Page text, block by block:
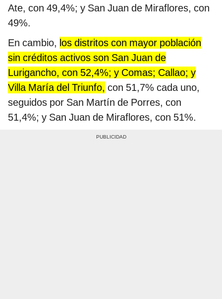
Ate, con 49,4%; y San Juan de Miraflores, con
49%.
En cambio, los distritos con mayor población
sin créditos activos son San Juan de
Lurigancho, con 52,4%; y Comas; Callao; y
Villa María del Triunfo, con 51,7% cada uno,
seguidos por San Martín de Porres, con
51,4%; y San Juan de Miraflores, con 51%.